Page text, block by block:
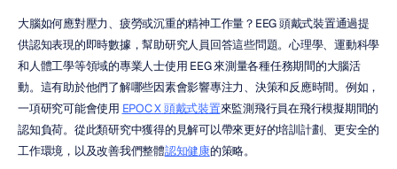
大腦如何應對壓力、疲勞或沉重的精神工作量？EEG 頭戴式裝置通過提
供認知表現的即時數據，幫助研究人員回答這些問題。心理學、運動科學
和人體工學等領域的專業人士使用 EEG 來測量各種任務期間的大腦活
動。這有助於他們了解哪些因素會影響專注力、決策和反應時間。例如，
一項研究可能會使用 EPOC X 頭戴式裝置來監測飛行員在飛行模擬期間的
認知負荷。從此類研究中獲得的見解可以帶來更好的培訓計劃、更安全的
工作環境，以及改善我們整體認知健康的策略。